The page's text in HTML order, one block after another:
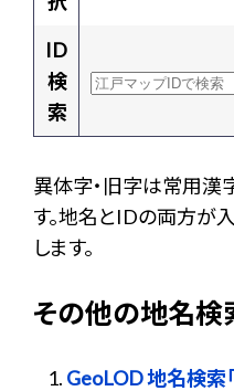
ID
検
索
異体字・旧字は常用漢
す。地名とIDの両方が
します。
その他の地名検
GeoLOD 地名検索「